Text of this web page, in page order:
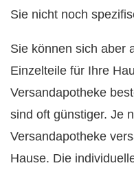
Sie nicht noch
Sie können sich aber
Einzelteile für Ihre
Versandapotheke
sind oft günstiger. Je
Versandapotheke
Hause. Die